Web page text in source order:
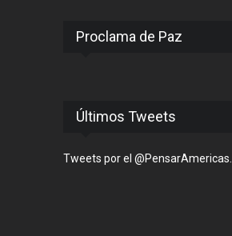
Proclama de Paz
Últimos Tweets
Tweets por el @PensarAmericas.